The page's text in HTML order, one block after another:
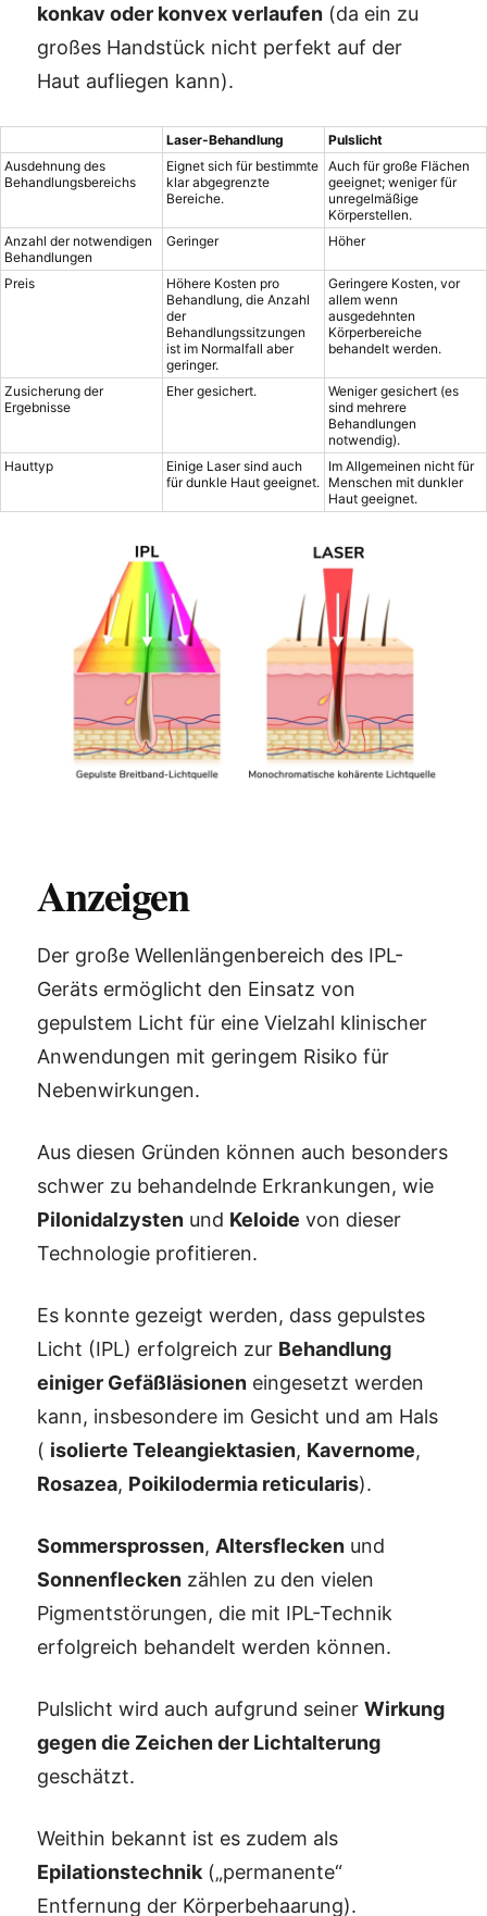
konkav oder konvex verlaufen (da ein zu
großes Handstück nicht perfekt auf der
Haut aufliegen kann).
Laser-Behandlung
Pulslicht
Ausdehnung des
Behandlungsbereichs
Eignet sich für bestimmte
klar abgegrenzte
Bereiche.
Auch für große Flächen
geeignet; weniger für
unregelmäßige
Körperstellen.
Anzahl der notwendigen
Behandlungen
Geringer Höher
Preis
Höhere Kosten pro
Behandlung, die Anzahl
der
Behandlungssitzungen
ist im Normalfall aber
geringer.
Geringere Kosten, vor
allem wenn
ausgedehnten
Körperbereiche
behandelt werden.
Zusicherung der
Ergebnisse
Eher gesichert.
Weniger gesichert (es
sind mehrere
Behandlungen
notwendig).
Hauttyp
Einige Laser sind auch
für dunkle Haut geeignet.
Im Allgemeinen nicht für
Menschen mit dunkler
Haut geeignet.
Anzeigen
Der große Wellenlängenbereich des IPL-
Geräts ermöglicht den Einsatz von
gepulstem Licht für eine Vielzahl klinischer
Anwendungen mit geringem Risiko für
Nebenwirkungen.
Aus diesen Gründen können auch besonders
schwer zu behandelnde Erkrankungen, wie
Pilonidalzysten und Keloide von dieser
Technologie profitieren.
Es konnte gezeigt werden, dass gepulstes
Licht (IPL) erfolgreich zur Behandlung
einiger Gefäßläsionen eingesetzt werden
kann, insbesondere im Gesicht und am Hals
( isolierte Teleangiektasien, Kavernome,
Rosazea, Poikilodermia reticularis).
Sommersprossen, Altersflecken und
Sonnenflecken zählen zu den vielen
Pigmentstörungen, die mit IPL-Technik
erfolgreich behandelt werden können.
Pulslicht wird auch aufgrund seiner Wirkung
gegen die Zeichen der Lichtalterung
geschätzt.
Weithin bekannt ist es zudem als
Epilationstechnik („permanente“
Entfernung der Körperbehaarung).